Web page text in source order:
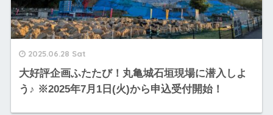
2025.06.28 Sat
大好評企画ふたたび！丸亀城石垣現場に潜入しよ
う♪ ※2025年7月1日(火)から申込受付開始！